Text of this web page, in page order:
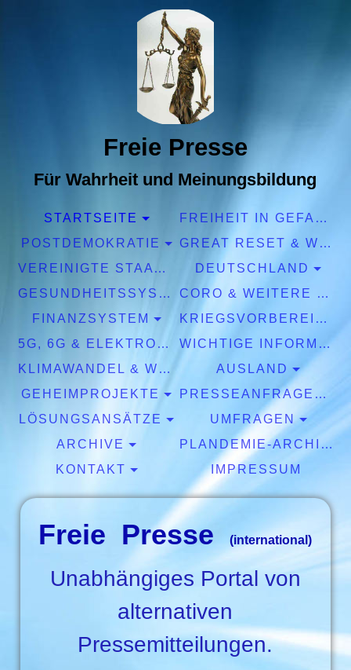
Freie Presse
Für Wahrheit und Meinungsbildung
STARTSEITE
FREIHEIT IN GEFAHR
POSTDEMOKRATIE
GREAT RESET & WEF
VEREINIGTE STAATEN EUROPA
DEUTSCHLAND
GESUNDHEITSSYSTEM
CORO & WEITERE PANDEMIEN
FINANZSYSTEM
KRIEGSVORBEREITUNGEN
5G, 6G & ELEKTROSMOG
WICHTIGE INFORMATIONEN
KLIMAWANDEL & WETTER
AUSLAND
GEHEIMPROJEKTE
PRESSEANFRAGEN & EXPERTISEN
LÖSUNGSANSÄTZE
UMFRAGEN
ARCHIVE
PLANDEMIE-ARCHIV
KONTAKT
IMPRESSUM
Freie Presse(international)
Unabhängiges Portal von
alternativen
Pressemitteilungen.